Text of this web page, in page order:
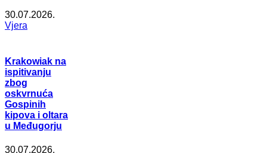
30.07.2026.
Vjera
Krakowiak na
ispitivanju
zbog
oskvrnuća
Gospinih
kipova i oltara
u Međugorju
30.07.2026.